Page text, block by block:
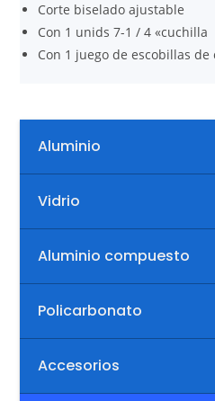
Corte biselado ajustable
Con 1 unids 7-1 / 4 «cuchilla
Con 1 juego de escobillas
Aluminio
Vidrio
Aluminio compuesto
Policarbonato
Accesorios